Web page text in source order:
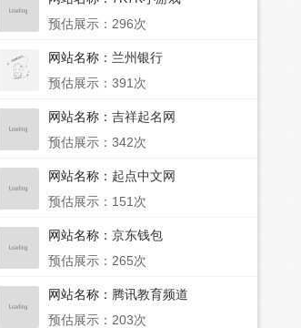
预估展示：296次
网站名称： 兰州银行
预估展示：391次
网站名称： 吉祥起名网
预估展示：342次
网站名称： 起点中文网
预估展示：151次
网站名称： 京东钱包
预估展示：265次
网站名称： 腾讯教育频道
预估展示：203次